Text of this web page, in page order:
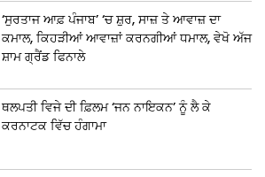
‘ਸੁਰਤਾਜ ਆਫ਼ ਪੰਜਾਬ’ ‘ਚ ਸ਼ੁਰ, ਸਾਜ਼ ਤੇ ਆਵਾਜ਼ ਦਾ
ਕਮਾਲ, ਕਿਹੜੀਆਂ ਆਵਾਜ਼ਾਂ ਕਰਨਗੀਆਂ ਧਮਾਲ, ਵੇਖੋ ਅੱਜ
ਸ਼ਾਮ ਗ੍ਰੈਂਡ ਫਿਨਾਲੇ
ਥਲਪਤੀ ਵਿਜੇ ਦੀ ਫ਼ਿਲਮ ‘ਜਨ ਨਾਇਕਨ’ ਨੂੰ ਲੈ ਕੇ
ਕਰਨਾਟਕ ਵਿੱਚ ਹੰਗਾਮਾ